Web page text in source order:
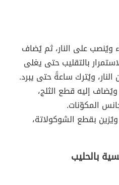
على النار، ثم يُضاف
بالتقليب حتى يغلى
النار، ويُترك ساعةً حتى يبرد.
إليه قطع الثلج،
المكوّنات.
بقطع الشوكولاتة،
بالحليب